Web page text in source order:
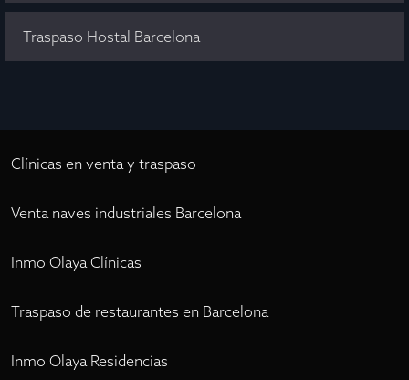
Traspaso Hostal Barcelona
Clínicas en venta y traspaso
Venta naves industriales Barcelona
Inmo Olaya Clínicas
Traspaso de restaurantes en Barcelona
Inmo Olaya Residencias